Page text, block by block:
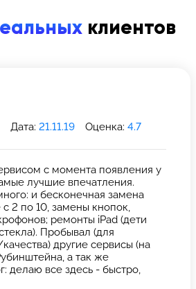
клиентов
Дата: 21.11.19 Оценка: 4.7
с момента появления у
лучшие впечатления.
и бесконечная замена
с 2 по 10, замены кнопок,
ремонты iPad (дети
Пробывал (для
другие сервисы (на
а так же
делаю все здесь - быстро,